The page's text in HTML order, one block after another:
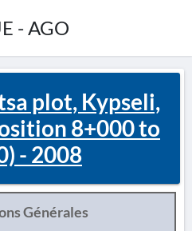
- AGO
plot, Kypseli,
8+000 to
- 2008
Générales